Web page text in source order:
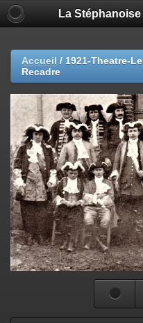
La
Accueil / 1921-Theatre-
Recadre